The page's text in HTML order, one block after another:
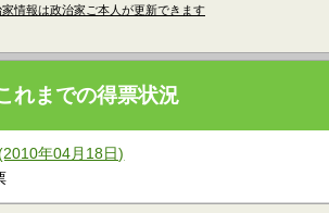
情報は政治家ご本人が更新できます
れまでの得票状況
年04月18日)